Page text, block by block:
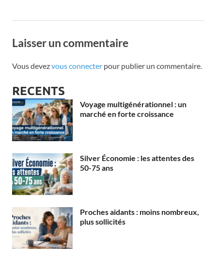
Laisser un commentaire
Vous devezvous connecter pour publier un commentaire.
RECENTS
Voyage multigénérationnel : un
marché en forte croissance
Silver Économie : les attentes des
50-75 ans
Proches aidants : moins nombreux,
plus sollicités